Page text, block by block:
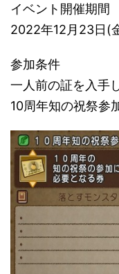
イベント開催期間
2022年12月23日(
参加条件
一人前の証を入手
10周年知の祝祭参